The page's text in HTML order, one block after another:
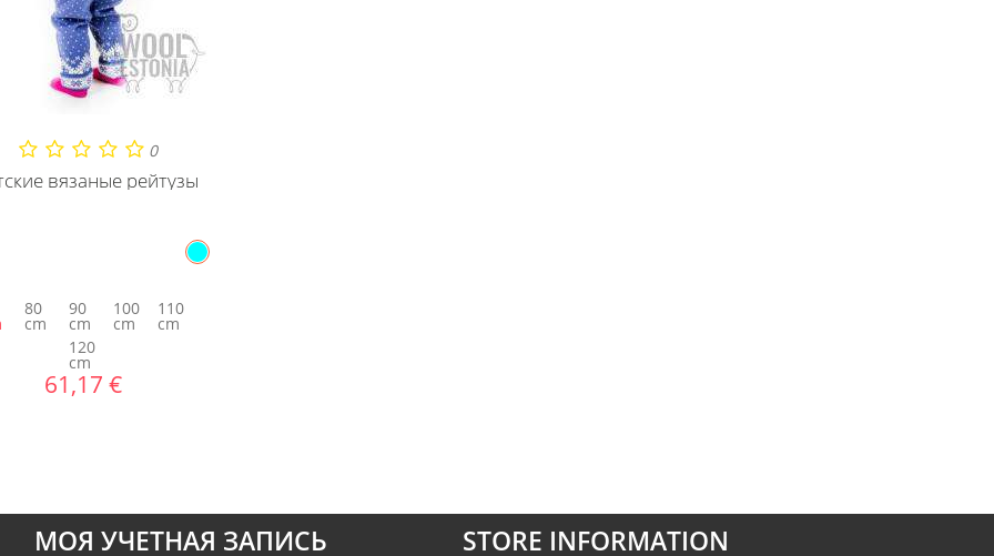
0
вязаные рейтузы
80
cm
90
cm
100
cm
110
cm
120
cm
61,17 €
МОЯ УЧЕТНАЯ ЗАПИСЬ STORE INFORMATION